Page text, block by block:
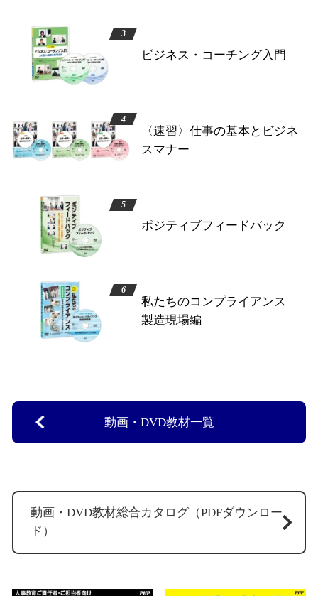
ビジネス・コーチング入門
〈速習〉仕事の基本とビジネ
スマナー
ポジティブフィードバック
私たちのコンプライアンス
製造現場編
動画・DVD教材一覧
動画・DVD教材総合カタログ（PDFダウンロー
ド）